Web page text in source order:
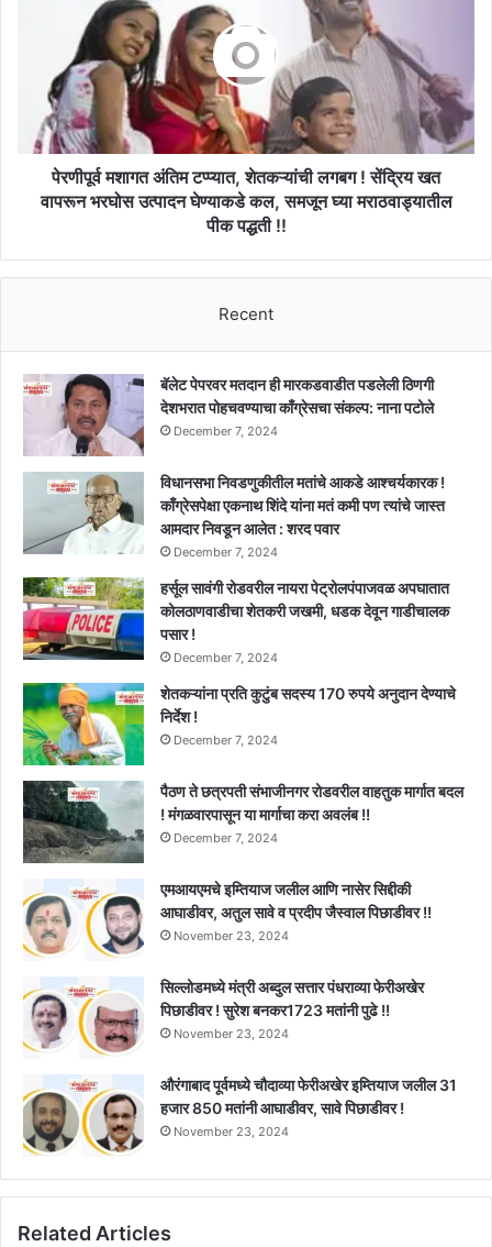
शेतकऱ्यांची
सेंद्रिय
खत
भरघोस
कल,
पद्धती
पेरणीपूर्व मशागत अंतिम टप्प्यात, शेतकऱ्यांची लगबग ! सेंद्रिय खत
वापरून भरघोस उत्पादन घेण्याकडे कल, समजून घ्या मराठवाड्यातील
पीक पद्धती !!
Recent
बॅलेट पेपरवर मतदान ही मारकडवाडीत पडलेली ठिणगी
देशभरात पोहचवण्याचा काँग्रेसचा संकल्प: नाना पटोले
December 7, 2024
विधानसभा निवडणुकीतील मतांचे आकडे आश्चर्यकारक !
काँग्रेसपेक्षा एकनाथ शिंदे यांना मतं कमी पण त्यांचे जास्त
आमदार निवडून आलेत : शरद पवार
December 7, 2024
हर्सूल सावंगी रोडवरील नायरा पेट्रोलपंपाजवळ अपघातात
कोलठाणवाडीचा शेतकरी जखमी, धडक देवून गाडीचालक
पसार !
December 7, 2024
शेतकऱ्यांना प्रति कुटुंब सदस्य 170 रुपये अनुदान देण्याचे
निर्देश !
December 7, 2024
पैठण ते छत्रपती संभाजीनगर रोडवरील वाहतुक मार्गात बदल
! मंगळवारपासून या मार्गाचा करा अवलंब !!
December 7, 2024
एमआयएमचे इम्तियाज जलील आणि नासेर सिद्दीकी
आघाडीवर, अतुल सावे व प्रदीप जैस्वाल पिछाडीवर !!
November 23, 2024
सिल्लोडमध्ये मंत्री अब्दुल सत्तार पंधराव्या फेरीअखेर
पिछाडीवर ! सुरेश बनकर1723 मतांनी पुढे !!
November 23, 2024
औरंगाबाद पूर्वमध्ये चौदाव्या फेरीअखेर इम्तियाज जलील 31
हजार 850 मतांनी आघाडीवर, सावे पिछाडीवर !
November 23, 2024
Related Articles